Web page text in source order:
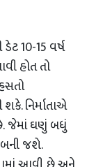
10-15 વર્ષ
હોત તો
નિર્માતાએ
છે. જેમાં ઘણું બધું
જશે.